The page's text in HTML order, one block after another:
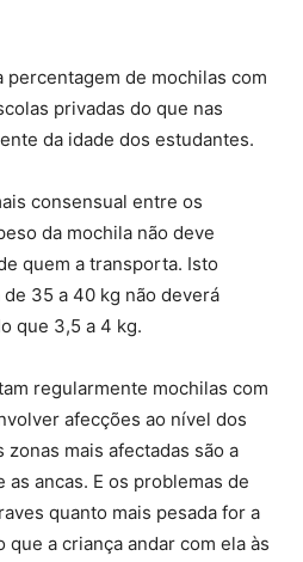
percentagem de mochilas com
privadas do que nas
da idade dos estudantes.
consensual entre os
da mochila não deve
quem a transporta. Isto
35 a 40 kg não deverá
que 3,5 a 4 kg.
regularmente mochilas com
afecções ao nível dos
mais afectadas são a
ancas. E os problemas de
quanto mais pesada for a
a criança andar com ela às